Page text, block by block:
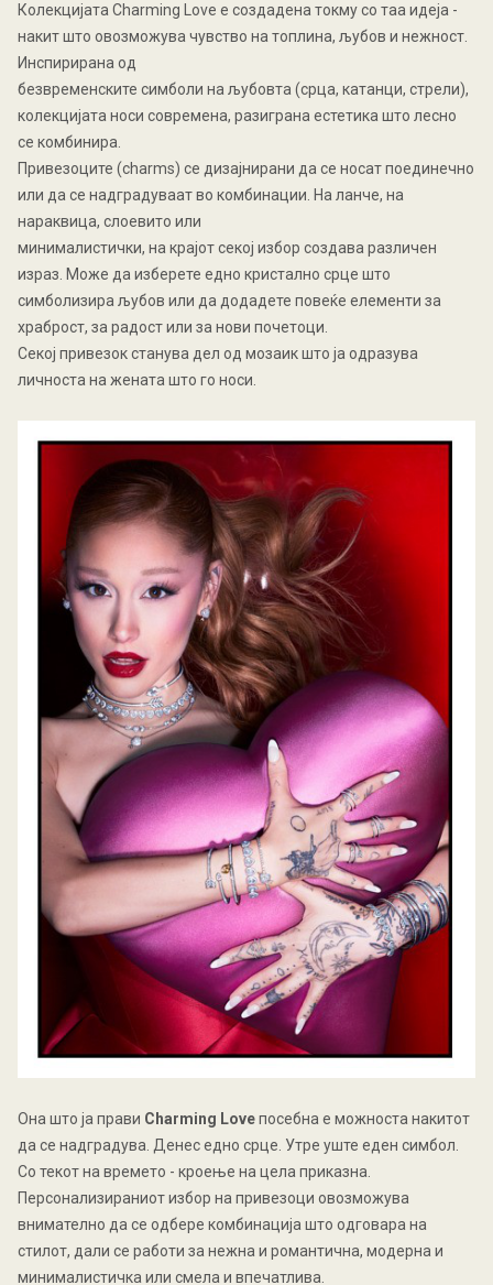
Колекцијата Charming Love е создадена токму со таа идеја -
накит што овозможува чувство на топлина, љубов и нежност.
Инспирирана од
безвременските симболи на љубовта (срца, катанци, стрели),
колекцијата носи современа, разиграна естетика што лесно
се комбинира.
Привезоците (charms) се дизајнирани да се носат поединечно
или да се надградуваат во комбинации. На ланче, на
нараквица, слоевито или
минималистички, на крајот секој избор создава различен
израз. Може да изберете едно кристално срце што
симболизира љубов или да додадете повеќе елементи за
храброст, за радост или за нови почетоци.
Секој привезок станува дел од мозаик што ја одразува
личноста на жената што го носи.
Она што ја прави Charming Loveпосебна е можноста накитот
да се надградува. Денес едно срце. Утре уште еден симбол.
Со текот на времето - кроење на цела приказна.
Персонализираниот избор на привезоци овозможува
внимателно да се одбере комбинација што одговара на
стилот, дали се работи за нежна и романтична, модерна и
минималистичка или смела и впечатлива.